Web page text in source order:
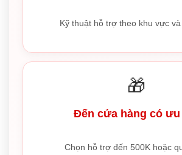
Kỹ thuật hỗ trợ theo khu vực
🎁
Đến cửa hàng có ưu
Chọn hỗ trợ đến 500K hoặc